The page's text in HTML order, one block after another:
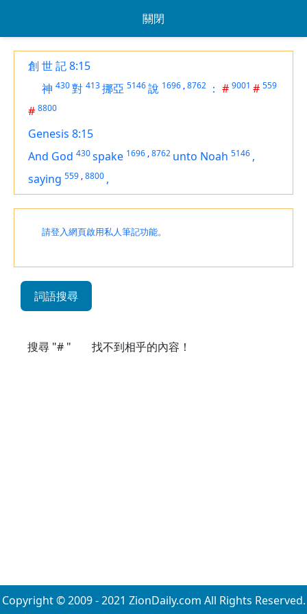
關閉
創 世 記 8:15
神 430對 413挪亞 5146說 1696 ,8762 ： # 9001 # 559
# 8800
Genesis 8:15
And God 430spake 1696 ,8762 unto Noah 5146 ,
saying 559 ,8800 ,
請登入網頁啟用私人筆記功能。
詞語搜尋
搜尋 "# " 找不到相乎的內容！
Copyright © 2009 - 2021 ZionDaily.com All Rights Reserved.